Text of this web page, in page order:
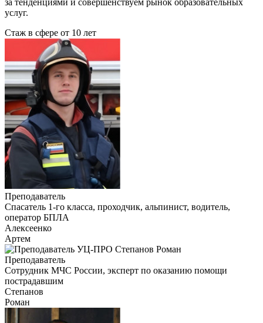
за тенденциями и совершенствуем рынок образовательных
услуг.
Стаж в сфере от 10 лет
Преподаватель
Cпасатель 1-го класса, проходчик, альпинист, водитель,
оператор БПЛА
Алексеенко
Артем
Преподаватель
Сотрудник МЧС России, эксперт по оказанию помощи
пострадавшим
Степанов
Роман